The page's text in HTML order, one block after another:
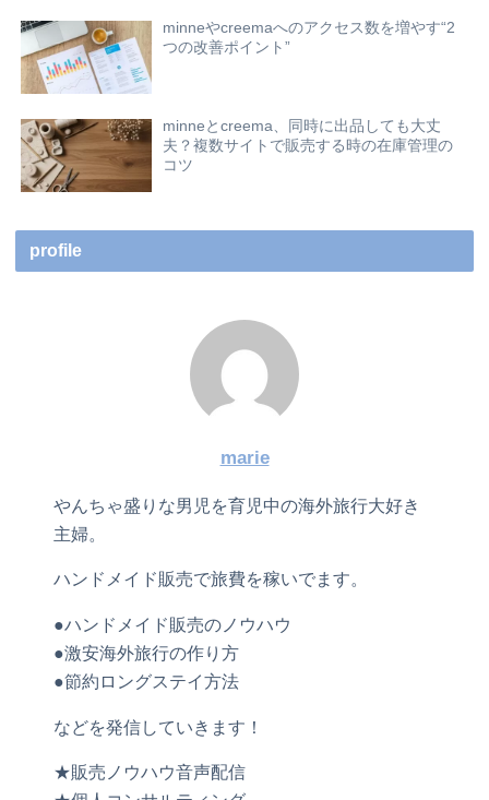
minneやcreemaへのアクセス数を増やす“2
つの改善ポイント”
minneとcreema、同時に出品しても大丈
夫？複数サイトで販売する時の在庫管理の
コツ
profile
marie
やんちゃ盛りな男児を育児中の海外旅行大好き
主婦。
ハンドメイド販売で旅費を稼いでます。
●ハンドメイド販売のノウハウ
●激安海外旅行の作り方
●節約ロングステイ方法
などを発信していきます！
★販売ノウハウ音声配信